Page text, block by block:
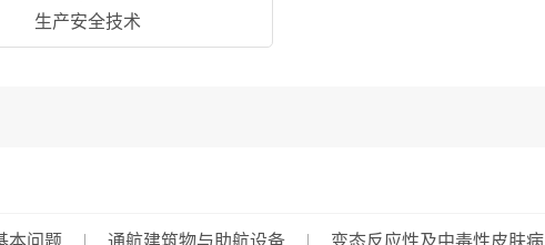
生产安全技术
本问题 通航建筑物与助航设备 变态反应性及中毒性皮肤病